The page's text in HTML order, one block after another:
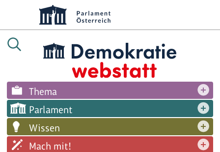
Thema
Parlament
Wissen
Mach mit!